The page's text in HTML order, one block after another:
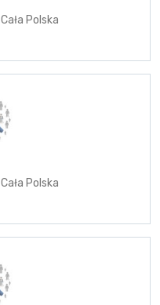
Cała Polska
Cała Polska